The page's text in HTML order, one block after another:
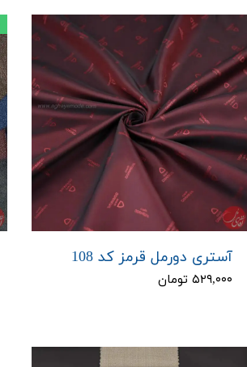
آستری دورمل قرمز کد 108
۵۲۹,۰۰۰ تومان